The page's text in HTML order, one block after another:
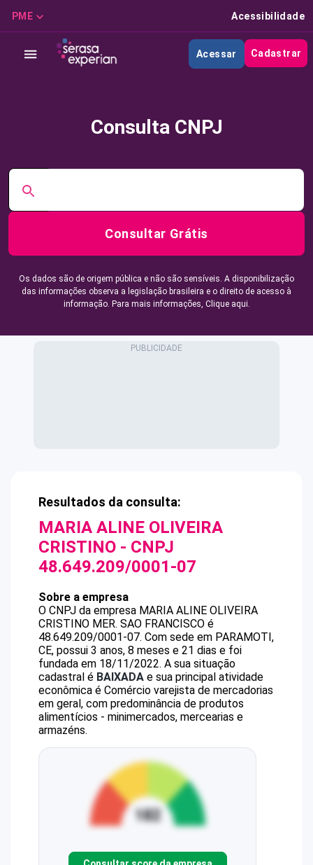
PME Acessibilidade
Acessar Cadastrar
Consulta CNPJ
Consultar Grátis
Os dados são de origem pública e não são sensíveis. A disponibilização
das informações observa a legislação brasileira e o direito de acesso à
informação. Para mais informações, Clique aqui.
Resultados da consulta:
MARIA ALINE OLIVEIRA
CRISTINO - CNPJ
48.649.209/0001-07
Sobre a empresa
O CNPJ da empresa MARIA ALINE OLIVEIRA
CRISTINO MER. SAO FRANCISCO é
48.649.209/0001-07. Com sede em PARAMOTI,
CE, possui 3 anos, 8 meses e 21 dias e foi
fundada em 18/11/2022. A sua situação
cadastral é BAIXADA e sua principal atividade
econômica é Comércio varejista de mercadorias
em geral, com predominância de produtos
alimentícios - minimercados, mercearias e
armazéns.